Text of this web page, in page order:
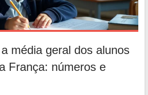
média geral dos alunos
França: números e